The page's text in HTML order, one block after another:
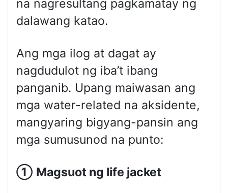
na nagresultang pagkamatay ng
dalawang katao.
Ang mga ilog at dagat ay
nagdudulot ng iba’t ibang
panganib. Upang maiwasan ang
mga water-related na aksidente,
mangyaring bigyang-pansin ang
mga sumusunod na punto:
① Magsuot ng life jacket